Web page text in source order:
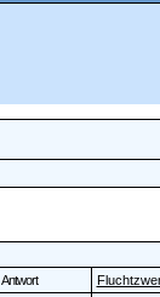
Antwort